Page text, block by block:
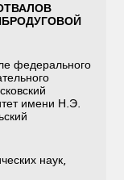
федерального
имени Н.Э.
наук,